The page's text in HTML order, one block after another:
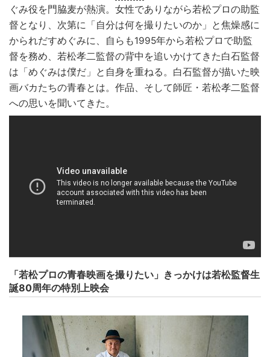
ぐみ役を門脇麦が熱演。女性でありながら若松プロの助監
督となり、次第に「自分は何を撮りたいのか」と焦燥感に
かられだすめぐみに、自らも1995年から若松プロで助監
督を務め、若松孝二監督の背中を追いかけてきた白石監督
は「めぐみは僕だ」と自身を重ねる。白石監督が描いた映
画バカたちの青春とは。作品、そして師匠・若松孝二監督
への思いを聞いてきた。
「若松プロの青春映画を撮りたい」きっかけは若松監督生
誕80周年の特別上映会